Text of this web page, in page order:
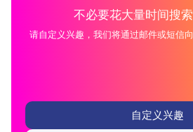
不必要花大量时间搜
请自定义兴趣，我们将通过邮件或短信
自定义兴趣